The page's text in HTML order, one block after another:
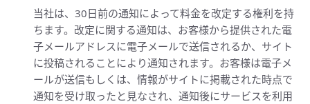
当社は、30日前の通知によって料金を改定する権利を持
ちます。改定に関する通知は、お客様から提供された電
子メールアドレスに電子メールで送信されるか、サイト
に投稿されることにより通知されます。お客様は電子メ
ールが送信もしくは、情報がサイトに掲載された時点で
通知を受け取ったと見なされ、通知後にサービスを利用